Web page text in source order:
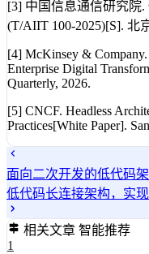
[3] 中国信息通信研究院
(T/AIIT 100-2025)[S]. 北
[4] McKinsey &
Enterprise Digital
Quarterly, 2026.
[5] CNCF. Headless
Practices[White Paper].
面向二次开发的低代码
低代码长连接架构，实
相关文章 智能推荐
1